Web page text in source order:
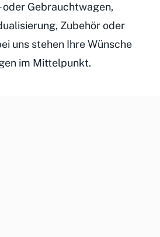
Gebrauchtwagen,
Zubehör oder
uns stehen Ihre Wünsche
im Mittelpunkt.